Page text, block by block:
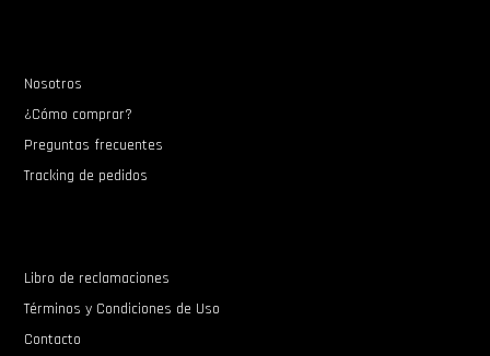
Nosotros
¿Cómo comprar?
Preguntas frecuentes
Tracking de pedidos
Libro de reclamaciones
Términos y Condiciones de Uso
Contacto